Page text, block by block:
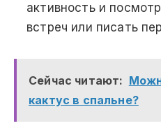
активность и
встреч или писать
Сейчас читают:
кактус в спальне?